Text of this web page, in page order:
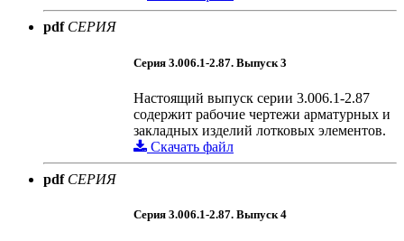
pdf СЕРИЯ
Серия 3.006.1-2.87. Выпуск 3
Настоящий выпуск серии 3.006.1-2.87
содержит рабочие чертежи арматурных и
закладных изделий лотковых элементов.
Скачать файл
pdf СЕРИЯ
Серия 3.006.1-2.87. Выпуск 4